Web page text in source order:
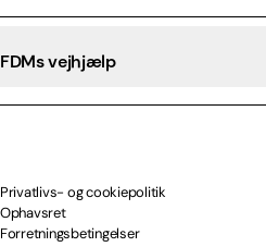
FDMs vejhjælp
Privatlivs- og cookiepolitik
Ophavsret
Forretningsbetingelser